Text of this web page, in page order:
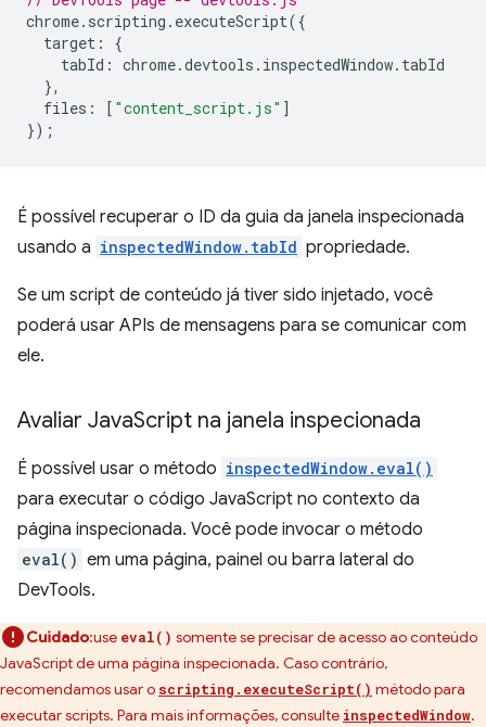
chrome. scripting . executeScript({
target :
{
tabId : chrome.devtools . inspectedWindow. tabId
},
files : [ "content_script.js" ]
});
É possível recuperar o ID da guia da janela inspecionada
usando a inspectedWindow.tabId propriedade.
Se um script de conteúdo já tiver sido injetado, você
poderá usar APIs de mensagens para se comunicar com
ele.
Avaliar JavaScript na janela inspecionada
É possível usar o método inspectedWindow.eval()
para executar o código JavaScript no contexto da
página inspecionada. Você pode invocar o método
eval() em uma página, painel ou barra lateral do
DevTools.
Cuidado:use eval() somente se precisar de acesso ao conteúdo
JavaScript de uma página inspecionada. Caso contrário,
recomendamos usar o scripting.executeScript() método para
executar scripts. Para mais informações, consulte inspectedWindow.